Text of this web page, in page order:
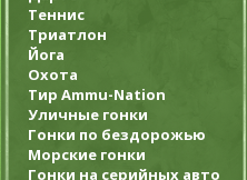
Теннис
Триатлон
Йога
Охота
Тир Ammu-Nation
Уличные гонки
Гонки по бездорожью
Морские гонки
Гонки на серийных авто